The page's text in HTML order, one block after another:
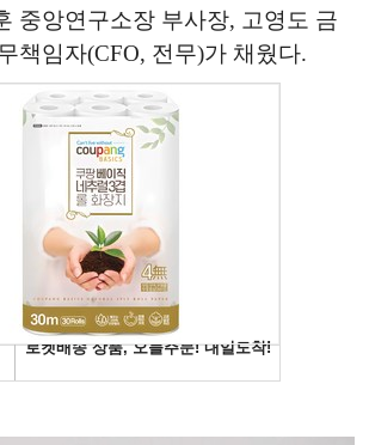
중앙연구소장 부사장, 고영도 금
책임자(CFO, 전무)가 채웠다.